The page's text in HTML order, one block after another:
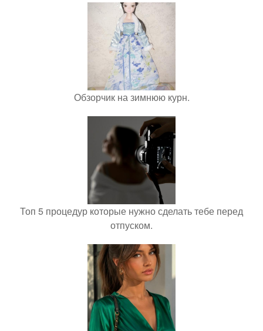
Обзорчик на зимнюю курн.
Топ 5 процедур которые нужно сделать тебе перед
отпуском.